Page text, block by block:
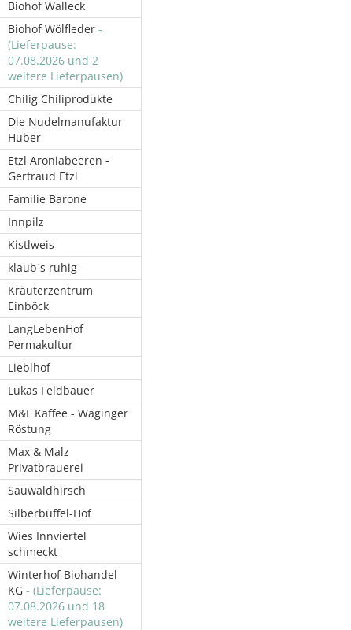
Biohof Walleck
Biohof Wölfleder -
(Lieferpause:
07.08.2026 und 2
weitere Lieferpausen)
Chilig Chiliprodukte
Die Nudelmanufaktur
Huber
Etzl Aroniabeeren -
Gertraud Etzl
Familie Barone
Innpilz
Kistlweis
klaub´s ruhig
Kräuterzentrum
Einböck
LangLebenHof
Permakultur
Lieblhof
Lukas Feldbauer
M&L Kaffee - Waginger
Röstung
Max & Malz
Privatbrauerei
Sauwaldhirsch
Silberbüffel-Hof
Wies Innviertel
schmeckt
Winterhof Biohandel
KG - (Lieferpause:
07.08.2026 und 18
weitere Lieferpausen)